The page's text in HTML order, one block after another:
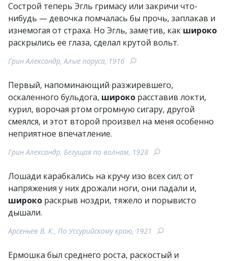
Сострой теперь Эгль гримасу или закричи что-
нибудь — девочка помчалась бы прочь, заплакав и
изнемогая от страха. Но Эгль, заметив, как широко
раскрылись ее глаза, сделал крутой вольт.
Грин Александр, Алые паруса, 1916
Первый, напоминающий разжиревшего,
оскаленного бульдога, широко расставив локти,
курил, ворочая ртом огромную сигару, другой
смеялся, и этот второй произвел на меня особенно
неприятное впечатление.
Грин Александр, Бегущая по волнам, 1928
Лошади карабкались на кручу изо всех сил; от
напряжения у них дрожали ноги, они падали и,
широко раскрыв ноздри, тяжело и порывисто
дышали.
Арсеньев В. К., По Уссурийскому краю, 1921
Ермошка был среднего роста, раскостый и